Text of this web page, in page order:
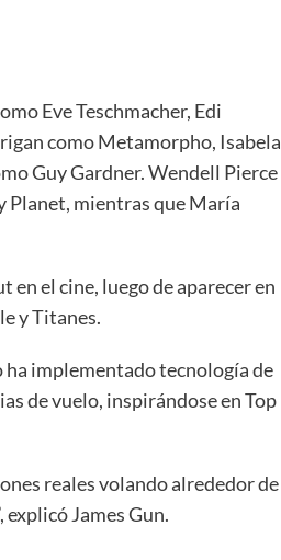
Eve Teschmacher, Edi
como Metamorpho, Isabela
Guy Gardner. Wendell Pierce
mientras que María
en el cine, luego de aparecer en
y Titanes.
ha implementado tecnología de
de vuelo, inspirándose en Top
reales volando alrededor de
explicó James Gun.